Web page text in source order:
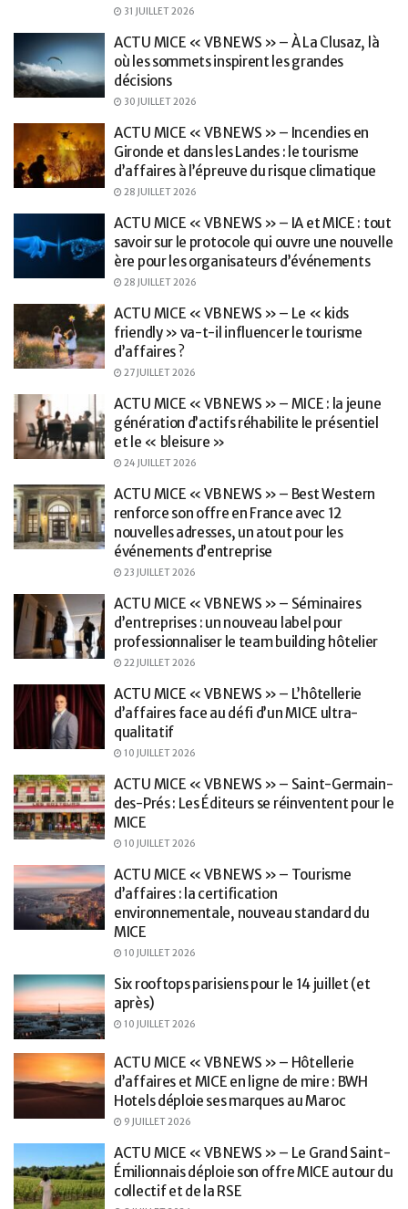
31 JUILLET 2026
ACTU MICE « VB NEWS » – À La Clusaz, là
où les sommets inspirent les grandes
décisions
30 JUILLET 2026
ACTU MICE « VB NEWS » – Incendies en
Gironde et dans les Landes : le tourisme
d’affaires à l’épreuve du risque climatique
28 JUILLET 2026
ACTU MICE « VB NEWS » – IA et MICE : tout
savoir sur le protocole qui ouvre une nouvelle
ère pour les organisateurs d’événements
28 JUILLET 2026
ACTU MICE « VB NEWS » – Le « kids
friendly » va-t-il influencer le tourisme
d’affaires ?
27 JUILLET 2026
ACTU MICE « VB NEWS » – MICE : la jeune
génération d’actifs réhabilite le présentiel
et le « bleisure »
24 JUILLET 2026
ACTU MICE « VB NEWS » – Best Western
renforce son offre en France avec 12
nouvelles adresses, un atout pour les
événements d’entreprise
23 JUILLET 2026
ACTU MICE « VB NEWS » – Séminaires
d’entreprises : un nouveau label pour
professionnaliser le team building hôtelier
22 JUILLET 2026
ACTU MICE « VB NEWS » – L’hôtellerie
d’affaires face au défi d’un MICE ultra-
qualitatif
10 JUILLET 2026
ACTU MICE « VB NEWS » – Saint-Germain-
des-Prés : Les Éditeurs se réinventent pour le
MICE
10 JUILLET 2026
ACTU MICE « VB NEWS » – Tourisme
d’affaires : la certification
environnementale, nouveau standard du
MICE
10 JUILLET 2026
Six rooftops parisiens pour le 14 juillet (et
après)
10 JUILLET 2026
ACTU MICE « VB NEWS » – Hôtellerie
d’affaires et MICE en ligne de mire : BWH
Hotels déploie ses marques au Maroc
9 JUILLET 2026
ACTU MICE « VB NEWS » – Le Grand Saint-
Émilionnais déploie son offre MICE autour du
collectif et de la RSE